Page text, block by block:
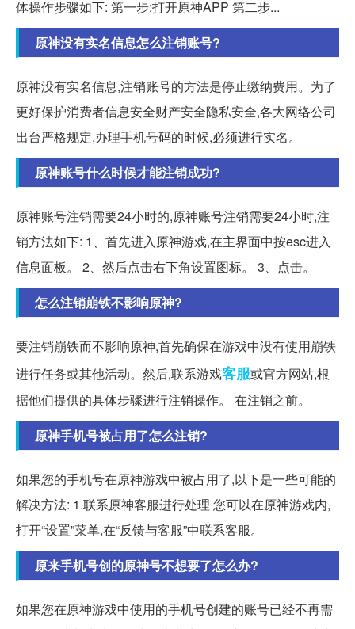
体操作步骤如下: 第一步:打开原神APP 第二步...
原神没有实名信息怎么注销账号?
原神没有实名信息,注销账号的方法是停止缴纳费用。为了
更好保护消费者信息安全财产安全隐私安全,各大网络公司
出台严格规定,办理手机号码的时候,必须进行实名。
原神账号什么时候才能注销成功?
原神账号注销需要24小时的,原神账号注销需要24小时,注
销方法如下: 1、首先进入原神游戏,在主界面中按esc进入
信息面板。 2、然后点击右下角设置图标。 3、点击。
怎么注销崩铁不影响原神?
要注销崩铁而不影响原神,首先确保在游戏中没有使用崩铁
进行任务或其他活动。然后,联系游戏客服或官方网站,根
据他们提供的具体步骤进行注销操作。 在注销之前。
原神手机号被占用了怎么注销?
如果您的手机号在原神游戏中被占用了,以下是一些可能的
解决方法: 1.联系原神客服进行处理 您可以在原神游戏内,
打开“设置”菜单,在“反馈与客服”中联系客服。
原来手机号创的原神号不想要了怎么办?
如果您在原神游戏中使用的手机号创建的账号已经不再需